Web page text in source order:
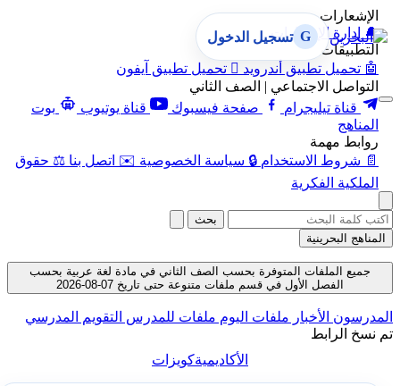
الإشعارات
🔔 إدارة الإشعارات
التطبيقات
🤖 تحميل تطبيق أندرويد  تحميل تطبيق آيفون
التواصل الاجتماعي | الصف الثاني
قناة تيليجرام
صفحة فيسبوك قناة يوتيوب
بوت
المناهج
روابط مهمة
📄 شروط الاستخدام 🔒 سياسة الخصوصية ✉️ اتصل بنا ⚖️ حقوق
الملكية الفكرية
G تسجيل الدخول
بحث
المناهج البحرينية
جميع الملفات المتوفرة بحسب الصف الثاني في مادة لغة عربية بحسب
الفصل الأول في قسم ملفات متنوعة حتى تاريخ 07-08-2026
المدرسون الأخبار ملفات اليوم ملفات للمدرس التقويم المدرسي
تم نسخ الرابط
الأكاديميةكويزات